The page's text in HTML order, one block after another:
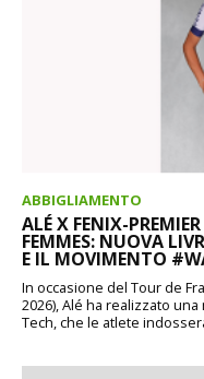
ABBIGLIAMENTO
ALÉ X FENIX-
FEMMES: NUOVA
E IL MOVIMENTO
In occasione del Tour de
2026), Alé ha realizzato
Tech, che le atlete